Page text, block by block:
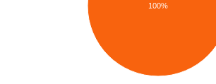
100%